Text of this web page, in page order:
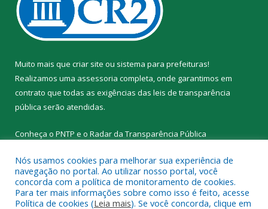
Muito mais que criar site ou sistema para prefeituras!
Realizamos uma assessoria completa, onde garantimos em
contrato que todas as exigências das leis de transparência
pública serão atendidas.
Conheça o PNTP e o Radar da Transparência Pública
Todos os direitos reservados a Prefeitura Municipal de Santa
Nós usamos cookies para melhorar sua experiência de
navegação no portal. Ao utilizar nosso portal, você
concorda com a política de monitoramento de cookies.
Para ter mais informações sobre como isso é feito, acesse
Política de cookies (Leia mais). Se você concorda, clique em